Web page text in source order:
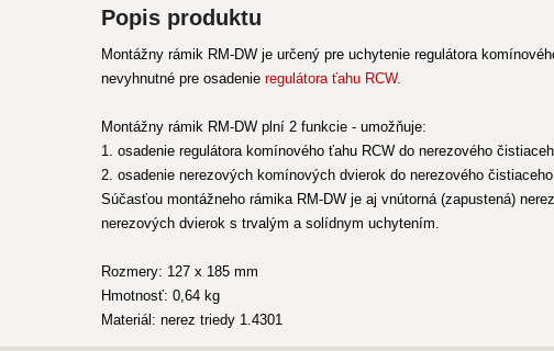
Popis produktu
Montážny rámik RM-DW je určený pre uchytenie regulátora
nevyhnutné pre osadenie regulátora ťahu RCW.
Montážny rámik RM-DW plní 2 funkcie - umožňuje:
1. osadenie regulátora komínového ťahu RCW do nerezového
2. osadenie nerezových komínových dvierok do nerezového
Súčasťou montážneho rámika RM-DW je aj vnútorná (zapustená)
nerezových dvierok s trvalým a solídnym uchytením.
Rozmery: 127 x 185 mm
Hmotnosť: 0,64 kg
Materiál: nerez triedy 1.4301